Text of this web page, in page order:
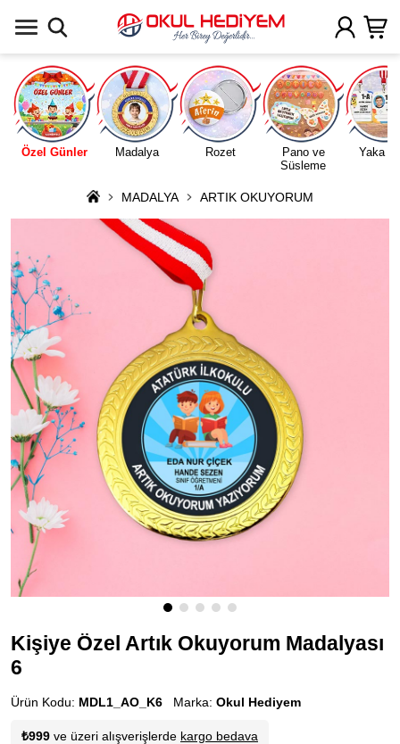
Özel Günler Madalya Rozet
Pano ve
Süsleme
Yaka
MADALYA ARTIK OKUYORUM
Kişiye Özel Artık Okuyorum Madalyası
6
Ürün Kodu: MDL1_AO_K6 Marka: Okul Hediyem
₺999 ve üzeri alışverişlerde kargo bedava
Uygulamada Aç